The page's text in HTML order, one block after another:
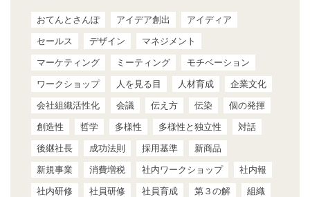
おてんとさんぽ アイデア創出
アイディア
セールス
デザイン
マネジメント
マーケティング
ミーティング
モチベーション
ワークショップ
人を見る目 人材育成
企業文化
会社組織活性化
会議 伝え方 伝染
個の発揮
創造性
哲学 多様性 多様性と独立性
対話
後継社長
成功法則 採用基準
新商品
新規事業
消費増税 社内ワークショップ
社内報
社内研修
社員研修 社員育成 第３の解
組織